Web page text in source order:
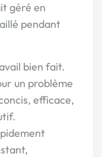
géré en
pendant
bien fait.
un problème
efficace,